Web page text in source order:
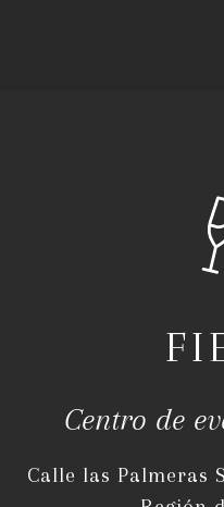
Centro de
Calle las Palmeras